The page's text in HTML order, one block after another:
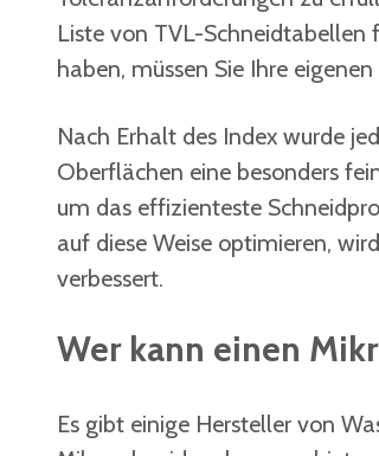
Liste von TVL-Schneidtabellen
haben, müssen Sie Ihre
Nach Erhalt des Index wurde
Oberflächen eine besonders
um das effizienteste
auf diese Weise optimieren,
verbessert.
Wer kann einen
Es gibt einige Hersteller von